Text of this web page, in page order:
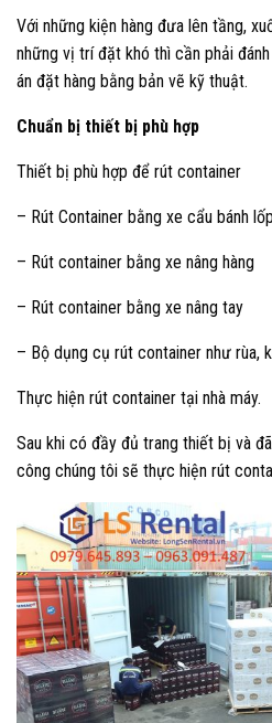
Với những kiện hàng đưa lên tầng,
những vị trí đặt khó thì cần phải
án đặt hàng bằng bản vẽ kỹ thuật.
Chuẩn bị thiết bị phù hợp
Thiết bị phù hợp để rút container
– Rút Container bằng xe cẩu bánh lốp
– Rút container bằng xe nâng hàng
– Rút container bằng xe nâng tay
– Bộ dụng cụ rút container như rùa,
Thực hiện rút container tại nhà máy.
Sau khi có đầy đủ trang thiết bị và
công chúng tôi sẽ thực hiện rút